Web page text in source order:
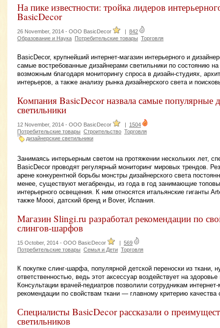
На пике известности: тройка лидеров
BasicDecor
26 November, 2014 - OOO BasicDecor | 842
Образование и Наука Потребительские товары Торговля
BasicDecor, крупнейший интернет-магазин интерьерного и
самые востребованные дизайнерами светильники по состоянию
возможным благодаря мониторингу спроса в дизайн-студиях,
интерьеров, а также анализу рынка дизайнерского света и
Компания BasicDecor назвала самые популярные
светильники
12 November, 2014 - OOO BasicDecor | 1504
Потребительские товары Строительство Торговля
дизайнерские светильники
Занимаясь интерьерным светом на протяжении нескольких лет,
BasicDecor проводят регулярный мониторинг мировых трендов.
арене конкурентной борьбы монстры дизайнерского света
менее, существуют мегабренды, из года в год занимающие
интерьерного освещения. К ним относятся итальянские гиганты
также Moooi, датский бренд и Bover, Испания.
Магазин Slingi.ru разработал рекомендации по
слингов-шарфов
15 October, 2014 - OOO BasicDecor | 569
Потребительские товары Семья и Дети Торговля
К покупке слинг-шарфа, популярной детской переноски из ткани,
ответственностью, ведь этот аксессуар воздействует на
Консультации врачей-педиатров позволили сотрудникам
рекомендации по свойствам ткани — главному критерию качества
Специалисты BasicDecor рассказали о
светильников